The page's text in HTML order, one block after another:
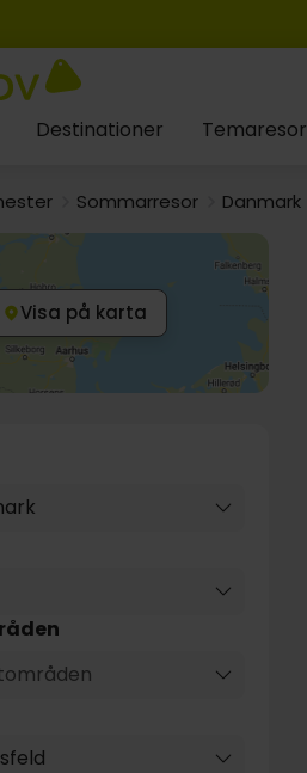
Destinationer Temaresor
Sommarresor Danmark
Visa på karta